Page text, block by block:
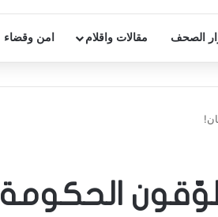
الصحف مقالات واقلام امن وقضاء
الحكومة